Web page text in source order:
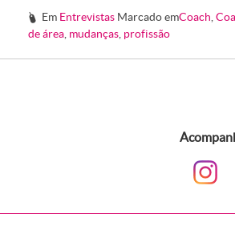
# Em Entrevistas Marcado emCoach ,
de área mudanças profissão